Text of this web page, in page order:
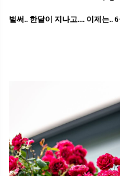
벌써.. 한달이 지나고.... 이제는..